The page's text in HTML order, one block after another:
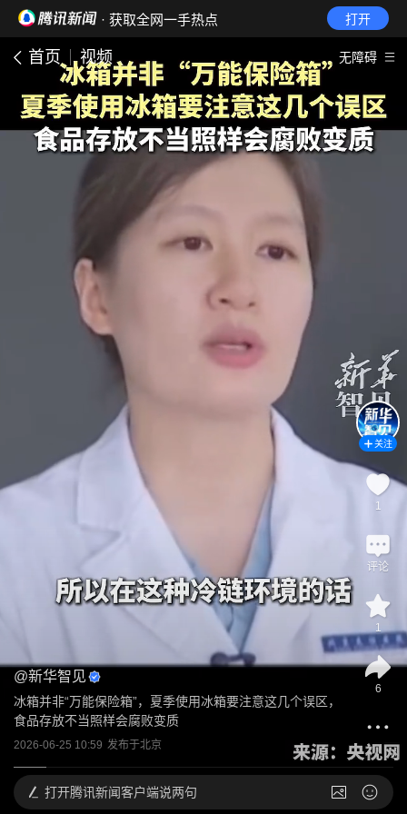
· 获取全网一手热点 打开
首页 视频 无障碍
@新华智见
冰箱并非“万能保险箱”，夏季使用冰箱要注意这几个误区，
食品存放不当照样会腐败变质
2026-06-25 10:59 发布于北京
关注
1
评论
1
6
打开腾讯新闻客户端说两句